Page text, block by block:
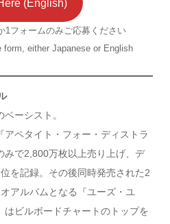
(English)
1フォームのみご応募ください
either Japanese or English
ーシスト。
アペタイト・フォー・ディストラ
みで2,800万枚以上売り上げ、デ
を記録。その後同時発売された2
アルバムとなる『ユーズ・ユ
ビルボードチャートのトップを